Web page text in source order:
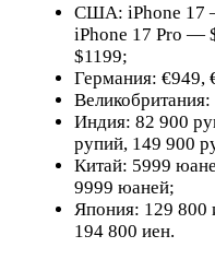
США: iPhone 17
iPhone 17 Pro —
$1199;
Германия: €949,
Индия: 82 900
рупий, 149 900
Китай: 5999
9999 юаней;
Япония: 129 800
194 800 иен.